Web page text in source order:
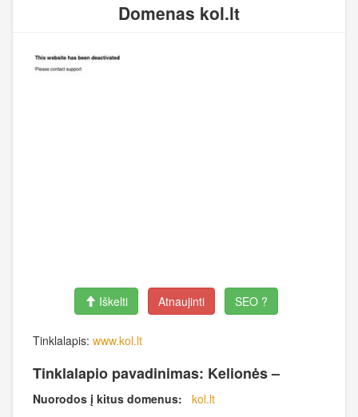
Domenas kol.lt
Iškelti Atnaujinti SEO ?
Tinklalapis: www.kol.lt
Tinklalapio pavadinimas: Kelionės –
Nuorodos į kitus domenus: kol.lt